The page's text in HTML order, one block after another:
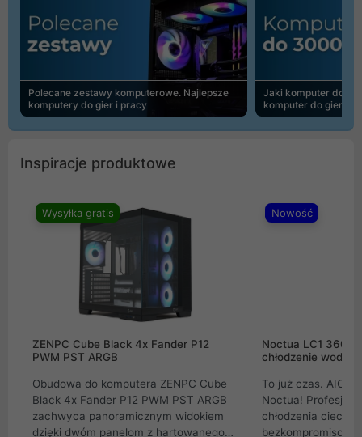
Polecane zestawy komputerowe. Najlepsze
komputery do gier i pracy
Jaki komputer do
komputer do gier |
Inspiracje produktowe
Wysyłka gratis
ZENPC Cube Black 4x Fander P12
PWM PST ARGB
Obudowa do komputera ZENPC Cube
Black 4x Fander P12 PWM PST ARGB
zachwyca panoramicznym widokiem
dzięki dwóm panelom z hartowanego
Nowość
Noctua LC1
chłodzenie wodne
To już czas. AIO
Noctua!
chłodzenia cieczą